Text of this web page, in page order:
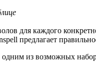
для каждого
предлагает
из возможных